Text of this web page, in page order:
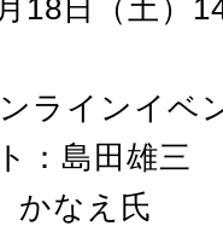
18日（土）
ラインイベ
：島田雄三
かなえ氏